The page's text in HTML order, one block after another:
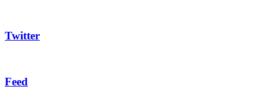
Twitter
Feed